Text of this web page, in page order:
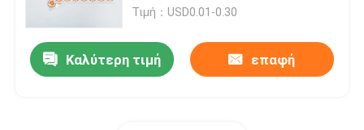
Λιανικές ετικέτες συνήθειας
μεταλλινών συνθετικές
Τιμή：USD0.01-0.30
Καλύτερη τιμή επαφή